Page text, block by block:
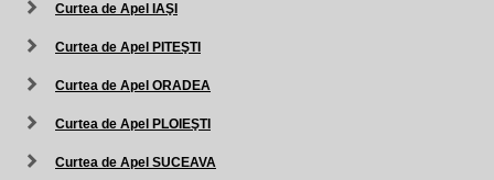
Curtea de Apel IAŞI
Curtea de Apel PITEŞTI
Curtea de Apel ORADEA
Curtea de Apel PLOIEŞTI
Curtea de Apel SUCEAVA